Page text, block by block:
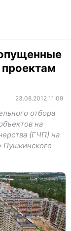
23.08.2012 11:09
отбора
на
(ГЧП) на
Пушкинского